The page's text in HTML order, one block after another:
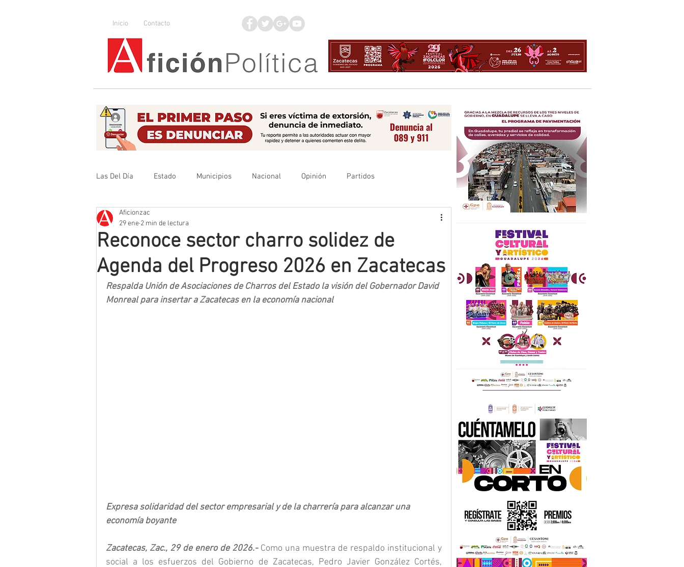
Inicio Contacto
Las Del Día Estado Municipios Nacional Opinión Partidos
Que no se olvide
Mineros LNBP
Reconoce sector charro solidez de
Agenda del Progreso 2026 en Zacatecas
Aficionzac
29 ene 2 min de lectura
Respalda Unión de Asociaciones de Charros del Estado la visión del Gobernador David
Monreal para insertar a Zacatecas en la economía nacional
Expresa solidaridad del sector empresarial y de la charrería para alcanzar una
economía boyante
Zacatecas, Zac., 29 de enero de 2026.- Como una muestra de respaldo institucional y
social a los esfuerzos del Gobierno de Zacatecas, Pedro Javier González Cortés,